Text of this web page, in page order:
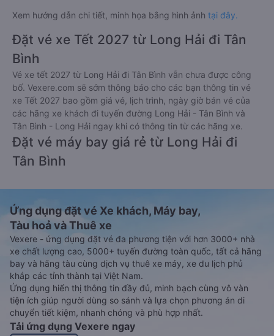
Xem hướng dẫn chi tiết, minh họa bằng hình ảnh tại đây.
Đặt vé xe Tết 2027 từ Long Hải đi Tân
Bình
Vé xe tết 2027 từ Long Hải đi Tân Bình vẫn chưa được công
bố. Vexere.com sẽ sớm thông báo cho các bạn thông tin vé
xe Tết 2027 bao gồm giá vé, lịch trình, ngày giờ bán vé của
các hãng xe khách đi tuyến đường Long Hải - Tân Bình và
Tân Bình - Long Hải ngay khi có thông tin từ các hãng xe.
Đặt vé máy bay giá rẻ từ Long Hải đi
Tân Bình
Ứng dụng đặt vé Xe khách, Máy bay,
Tàu hoả và Thuê xe
Vexere - ứng dụng đặt vé đa phương tiện với hơn 3000+ nhà
xe chất lượng cao, 5000+ tuyến đường toàn quốc, tất cả hãng
bay và hãng tàu cùng dịch vụ thuê xe máy, xe du lịch phủ
khắp các tỉnh thành tại Việt Nam.
Ứng dụng hiển thị thông tin đầy đủ, minh bạch cùng vô vàn
tiện ích giúp người dùng so sánh và lựa chọn phương án di
chuyển tiết kiệm, nhanh chóng và phù hợp nhất.
Tải ứng dụng Vexere ngay